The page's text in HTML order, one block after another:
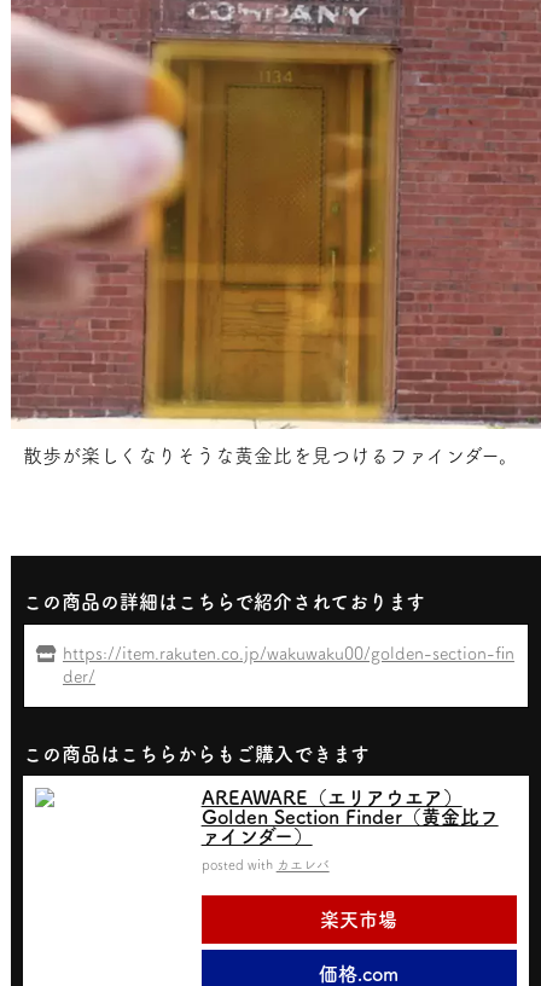
散歩が楽しくなりそうな黄金比を見つけるファインダー。
この商品の詳細はこちらで紹介されております
https://item.rakuten.co.jp/wakuwaku00/golden-section-fin
der/
この商品はこちらからもご購入できます
AREAWARE（エリアウエア）
Golden Section Finder（黄金比フ
ァインダー）
posted with カエレバ
楽天市場
価格.com